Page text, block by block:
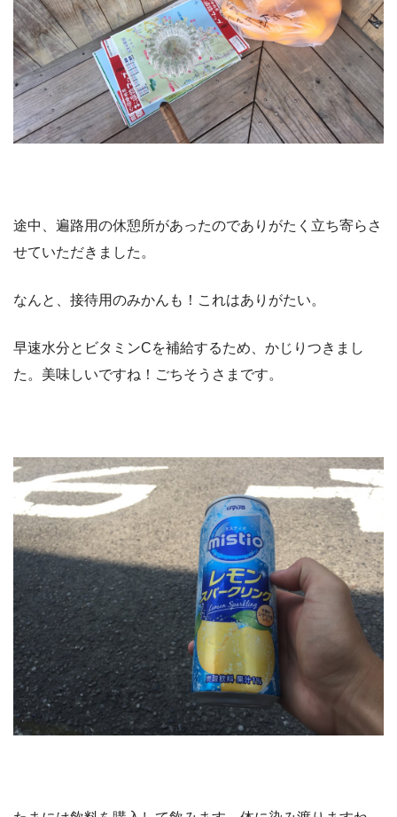
途中、遍路用の休憩所があったのでありがたく立ち寄らさ
せていただきました。
なんと、接待用のみかんも！これはありがたい。
早速水分とビタミンCを補給するため、かじりつきまし
た。美味しいですね！ごちそうさまです。